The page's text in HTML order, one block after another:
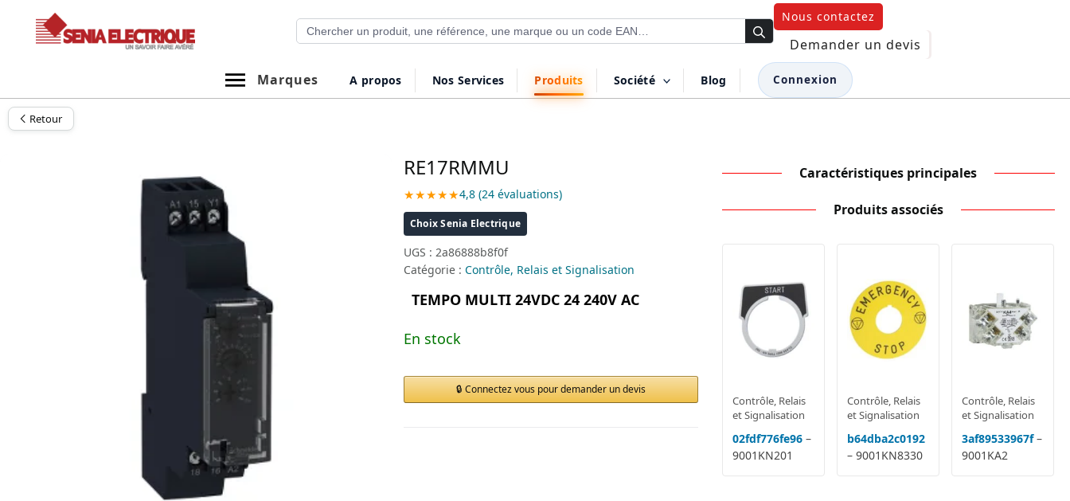
Recherche de produits
Nous contactez
Demander un devis
Marques
A propos Nos Services Produits Société Blog Connexion
Retour
RE17RMMU
★★★★★4,8 (24 évaluations)
Choix Senia Electrique
UGS : 2a86888b8f0f
Catégorie : Contrôle, Relais et Signalisation
TEMPO MULTI 24VDC 24 240V AC
En stock
Connectez vous pour demander un devis
Caractéristiques principales
Produits associés
Contrôle, Relais
et Signalisation
02fdf776fe96 –
9001KN201
Contrôle, Relais
et Signalisation
b64dba2c0192
– 9001KN8330
Contrôle, Relais
et Signalisation
3af89533967f –
9001KA2